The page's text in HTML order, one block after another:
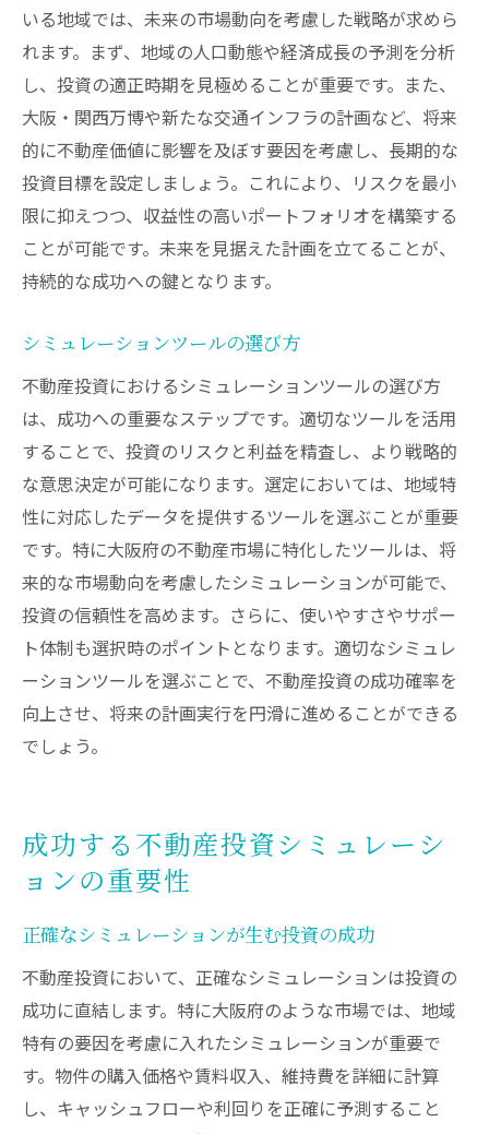
いる地域では、未来の市場動向を考慮した戦略が求めら
れます。まず、地域の人口動態や経済成長の予測を分析
し、投資の適正時期を見極めることが重要です。また、
大阪・関西万博や新たな交通インフラの計画など、将来
的に不動産価値に影響を及ぼす要因を考慮し、長期的な
投資目標を設定しましょう。これにより、リスクを最小
限に抑えつつ、収益性の高いポートフォリオを構築する
ことが可能です。未来を見据えた計画を立てることが、
持続的な成功への鍵となります。
シミュレーションツールの選び方
不動産投資におけるシミュレーションツールの選び方
は、成功への重要なステップです。適切なツールを活用
することで、投資のリスクと利益を精査し、より戦略的
な意思決定が可能になります。選定においては、地域特
性に対応したデータを提供するツールを選ぶことが重要
です。特に大阪府の不動産市場に特化したツールは、将
来的な市場動向を考慮したシミュレーションが可能で、
投資の信頼性を高めます。さらに、使いやすさやサポー
ト体制も選択時のポイントとなります。適切なシミュレ
ーションツールを選ぶことで、不動産投資の成功確率を
向上させ、将来の計画実行を円滑に進めることができる
でしょう。
成功する不動産投資シミュレーシ
ョンの重要性
正確なシミュレーションが生む投資の成功
不動産投資において、正確なシミュレーションは投資の
成功に直結します。特に大阪府のような市場では、地域
特有の要因を考慮に入れたシミュレーションが重要で
す。物件の購入価格や賃料収入、維持費を詳細に計算
し、キャッシュフローや利回りを正確に予測すること